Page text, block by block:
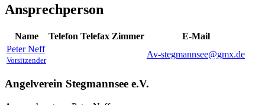
Ansprechperson
Name Telefon Telefax Zimmer
E-Mail
Peter Neff
Vorsitzender
Av-stegmannsee@gmx.de
Angelverein Stegmannsee e.V.